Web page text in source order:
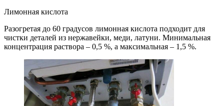
Лимонная кислота
Разогретая до 60 градусов лимонная кислота подходит для
чистки деталей из нержавейки, меди, латуни. Минимальная
концентрация раствора – 0,5 %, а максимальная – 1,5 %.